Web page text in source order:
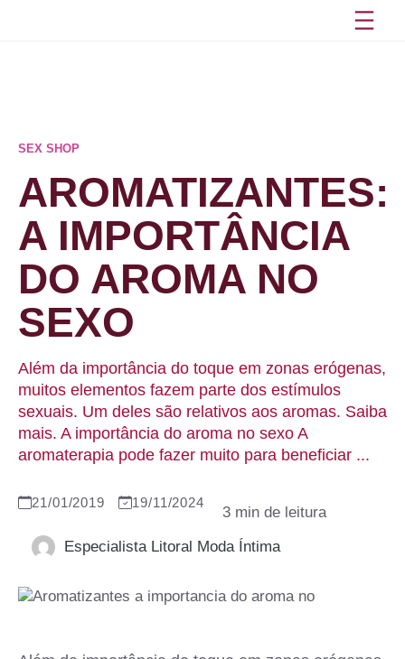
SEX SHOP
AROMATIZANTES:
A IMPORTÂNCIA
DO AROMA NO
SEXO
Além da importância do toque em zonas erógenas,
muitos elementos fazem parte dos estímulos
sexuais. Um deles são relativos aos aromas. Saiba
mais. A importância do aroma no sexo A
aromaterapia pode fazer muito para beneficiar ...
21/01/2019 19/11/2024
Especialista Litoral Moda Íntima